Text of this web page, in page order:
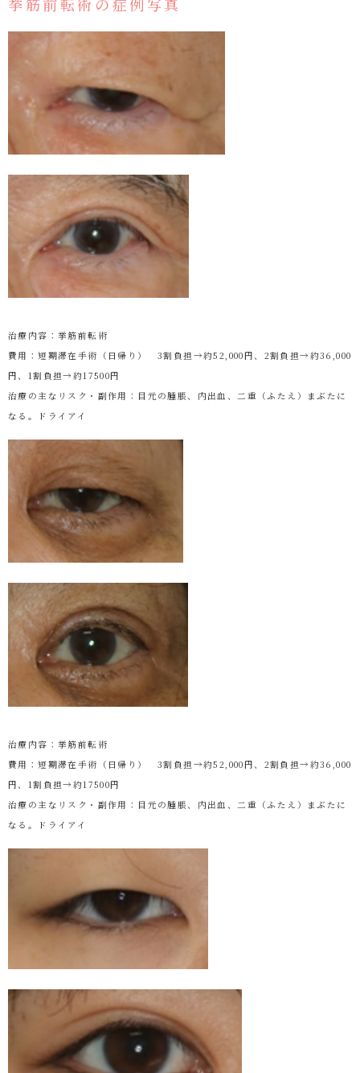
挙筋前転術の症例写真
治療内容：挙筋前転術
費用：短期滞在手術（日帰り） 3割負担→約52,000円、2割負担→約36,000
円、1割負担→約17500円
治療の主なリスク・副作用：目元の腫脹、内出血、二重（ふたえ）まぶたに
なる。ドライアイ
治療内容：挙筋前転術
費用：短期滞在手術（日帰り） 3割負担→約52,000円、2割負担→約36,000
円、1割負担→約17500円
治療の主なリスク・副作用：目元の腫脹、内出血、二重（ふたえ）まぶたに
なる。ドライアイ